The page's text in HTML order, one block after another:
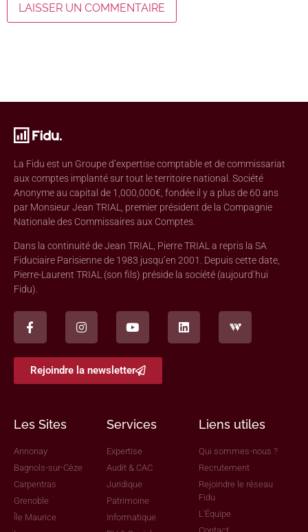
La Fidu est un Groupe d’expertise comptable et de commissariat
aux comptes implanté sur tout le territoire national. Société
Anonyme au capital de 1,000,000€, fondée il y a plus de 60 ans
par Monsieur Jean TRIAL, premier président de la Compagnie
Nationale des Commissaires aux Comptes.
Dans la continuité de Jean TRIAL, Pierre TRIAL a repris la SA
Fiduciaire Parisienne de 1983 jusqu’en 2001. Depuis cette date,
Pierre-Laurent TRIAL (son fils) préside la société (aujourd’hui
Fidu).
Rejoindre la newsletter
Les Sites
Annonay
Bagnols-sur-Cèze
Carpentras
Grenoble
Île Maurice
Services
Expertise
Audit & CAC
Juridique
Patrimoine
Informatique
Liens utiles
Qui sommes-nous ?
Recrutement
Rejoindre le réseau
Fidu
L'Équipe